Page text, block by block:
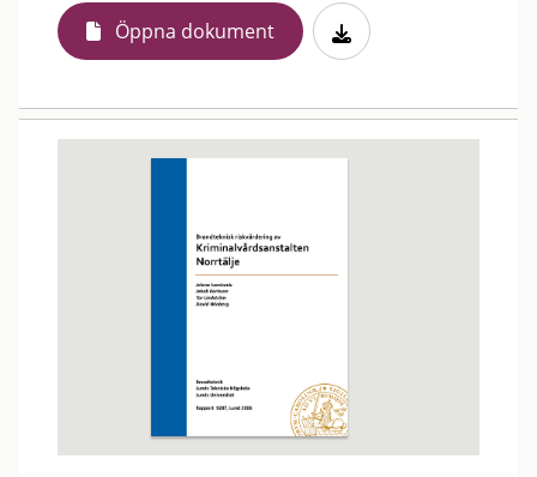
Öppna dokument